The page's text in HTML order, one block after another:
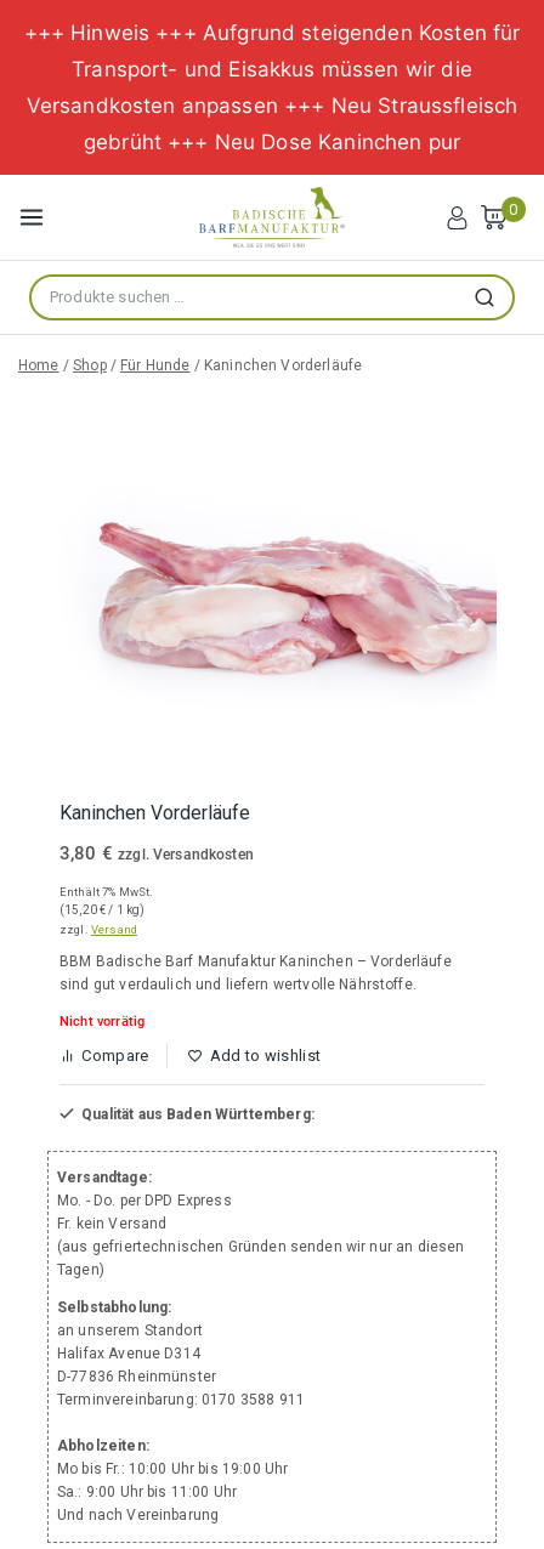
+++ Hinweis +++ Aufgrund steigenden Kosten für
Transport- und Eisakkus müssen wir die
Versandkosten anpassen +++ Neu Straussfleisch
gebrüht +++ Neu Dose Kaninchen pur
Inhalt
springen
0
Suche
nach:
Suchen
Home / Shop / Für Hunde / Kaninchen Vorderläufe
Versandtage:
Mo. - Do. per DPD Express
Fr. kein Versand
(aus gefriertechnischen Gründen senden wir nur an diesen
Tagen)
Selbstabholung:
an unserem Standort
Halifax Avenue D314
D-77836 Rheinmünster
Terminvereinbarung: 0170 3588 911
Abholzeiten:
Mo bis Fr.: 10:00 Uhr bis 19:00 Uhr
Sa.: 9:00 Uhr bis 11:00 Uhr
Und nach Vereinbarung
Kaninchen Vorderläufe
3,80 € zzgl. Versandkosten
Enthält 7% MwSt.
(15,20€/ 1 kg)
zzgl. Versand
BBM Badische Barf Manufaktur Kaninchen – Vorderläufe
sind gut verdaulich und liefern wertvolle Nährstoffe.
Nicht vorrätig
Compare Add to wishlist
Qualität aus Baden Württemberg: